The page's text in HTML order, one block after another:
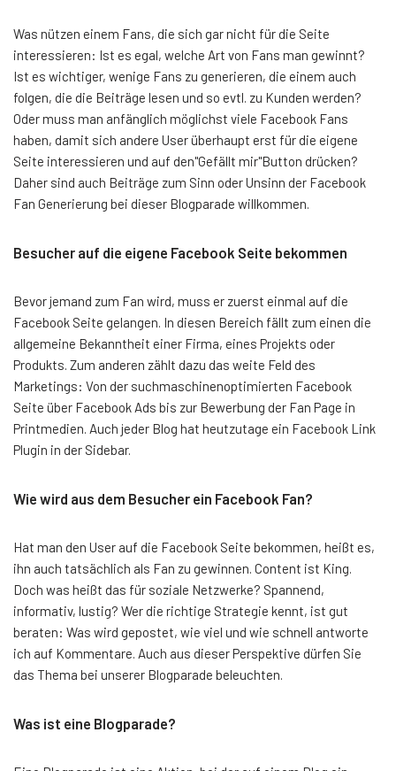
Was nützen einem Fans, die sich gar nicht für die Seite
interessieren: Ist es egal, welche Art von Fans man gewinnt?
Ist es wichtiger, wenige Fans zu generieren, die einem auch
folgen, die die Beiträge lesen und so evtl. zu Kunden werden?
Oder muss man anfänglich möglichst viele Facebook Fans
haben, damit sich andere User überhaupt erst für die eigene
Seite interessieren und auf den"Gefällt mir"Button drücken?
Daher sind auch Beiträge zum Sinn oder Unsinn der Facebook
Fan Generierung bei dieser Blogparade willkommen.
Besucher auf die eigene Facebook Seite bekommen
Bevor jemand zum Fan wird, muss er zuerst einmal auf die
Facebook Seite gelangen. In diesen Bereich fällt zum einen die
allgemeine Bekanntheit einer Firma, eines Projekts oder
Produkts. Zum anderen zählt dazu das weite Feld des
Marketings: Von der suchmaschinenoptimierten Facebook
Seite über Facebook Ads bis zur Bewerbung der Fan Page in
Printmedien. Auch jeder Blog hat heutzutage ein Facebook Link
Plugin in der Sidebar.
Wie wird aus dem Besucher ein Facebook Fan?
Hat man den User auf die Facebook Seite bekommen, heißt es,
ihn auch tatsächlich als Fan zu gewinnen. Content ist King.
Doch was heißt das für soziale Netzwerke? Spannend,
informativ, lustig? Wer die richtige Strategie kennt, ist gut
beraten: Was wird gepostet, wie viel und wie schnell antworte
ich auf Kommentare. Auch aus dieser Perspektive dürfen Sie
das Thema bei unserer Blogparade beleuchten.
Was ist eine Blogparade?